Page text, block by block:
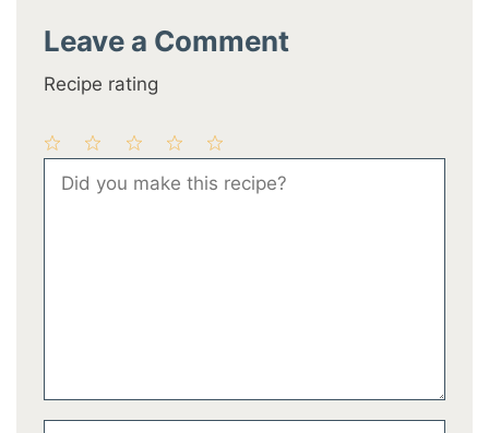
Leave a Comment
Recipe rating
Stars
Stars
Stars
Stars
Star
Comment